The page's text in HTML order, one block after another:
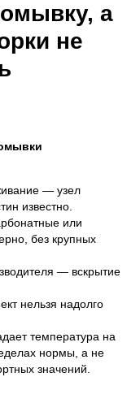
а
не
— узел
известно.
или
без крупных
— вскрытие
нельзя надолго
температура на
нормы, а не
значений.